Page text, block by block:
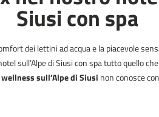
Siusi con spa
dei lettini ad acqua e la piacevole
sull’Alpe di Siusi con spa tutto quello
wellness sull’Alpe di Siusi non conosce